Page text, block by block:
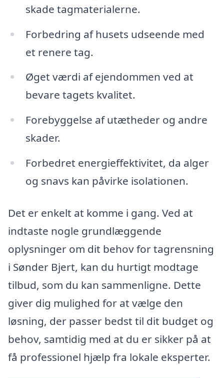
skade tagmaterialerne.
Forbedring af husets udseende med
et renere tag.
Øget værdi af ejendommen ved at
bevare tagets kvalitet.
Forebyggelse af utætheder og andre
skader.
Forbedret energieffektivitet, da alger
og snavs kan påvirke isolationen.
Det er enkelt at komme i gang. Ved at
indtaste nogle grundlæggende
oplysninger om dit behov for tagrensning
i Sønder Bjert, kan du hurtigt modtage
tilbud, som du kan sammenligne. Dette
giver dig mulighed for at vælge den
løsning, der passer bedst til dit budget og
behov, samtidig med at du er sikker på at
få professionel hjælp fra lokale eksperter.